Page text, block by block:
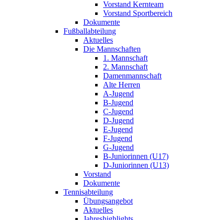
Vorstand Kernteam
Vorstand Sportbereich
Dokumente
Fußballabteilung
Aktuelles
Die Mannschaften
1. Mannschaft
2. Mannschaft
Damenmannschaft
Alte Herren
A-Jugend
B-Jugend
C-Jugend
D-Jugend
E-Jugend
F-Jugend
G-Jugend
B-Juniorinnen (U17)
D-Juniorinnen (U13)
Vorstand
Dokumente
Tennisabteilung
Übungsangebot
Aktuelles